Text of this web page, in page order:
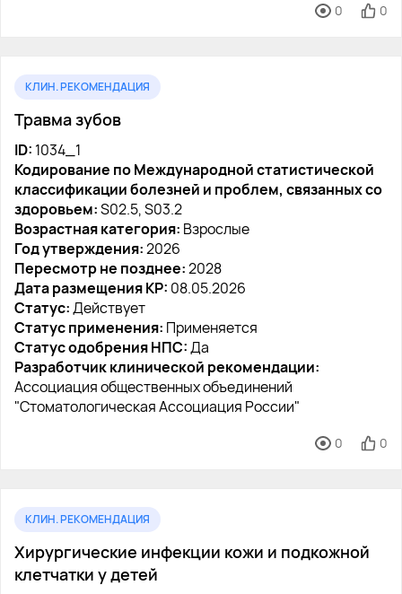
0 0
КЛИН. РЕКОМЕНДАЦИЯ
Травма зубов
ID: 1034_1
Кодирование по Международной статистической
классификации болезней и проблем, связанных со
здоровьем:S02.5, S03.2
Возрастная категория: Взрослые
Год утверждения:2026
Пересмотр не позднее:2028
Дата размещения КР: 08.05.2026
Статус:Действует
Статус применения: Применяется
Статус одобрения НПС:Да
Разработчик клинической рекомендации:
Ассоциация общественных объединений
"Стоматологическая Ассоциация России"
0 0
КЛИН. РЕКОМЕНДАЦИЯ
Хирургические инфекции кожи и подкожной
клетчатки у детей